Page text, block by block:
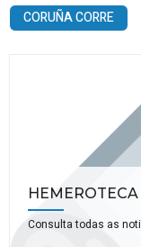
CORUÑA CORRE
HEMEROTECA
Consulta todas as